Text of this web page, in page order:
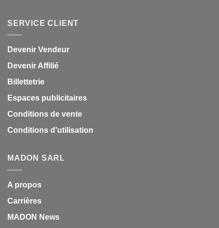
SERVICE CLIENT
Devenir Vendeur
Devenir Affilié
Billettetrie
Espaces publicitaires
Conditions de vente
Conditions d'utilisation
MADON SARL
A propos
Carrières
MADON News